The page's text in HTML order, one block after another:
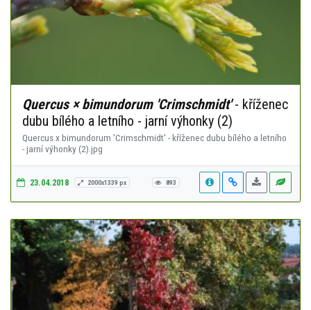
Quercus × bimundorum 'Crimschmidt'- kříženec
dubu bílého a letního - jarní výhonky (2)
Quercus x bimundorum 'Crimschmidt' - kříženec dubu bílého a letního
- jarní výhonky (2).jpg
23.04.2018 2000x1339 px 893